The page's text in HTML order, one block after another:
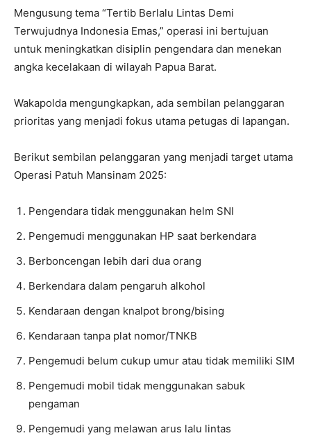
Mengusung tema “Tertib Berlalu Lintas Demi
Terwujudnya Indonesia Emas,” operasi ini bertujuan
untuk meningkatkan disiplin pengendara dan menekan
angka kecelakaan di wilayah Papua Barat.
Wakapolda mengungkapkan, ada sembilan pelanggaran
prioritas yang menjadi fokus utama petugas di lapangan.
Berikut sembilan pelanggaran yang menjadi target utama
Operasi Patuh Mansinam 2025:
Pengendara tidak menggunakan helm SNI
Pengemudi menggunakan HP saat berkendara
Berboncengan lebih dari dua orang
Berkendara dalam pengaruh alkohol
Kendaraan dengan knalpot brong/bising
Kendaraan tanpa plat nomor/TNKB
Pengemudi belum cukup umur atau tidak memiliki SIM
Pengemudi mobil tidak menggunakan sabuk
pengaman
Pengemudi yang melawan arus lalu lintas